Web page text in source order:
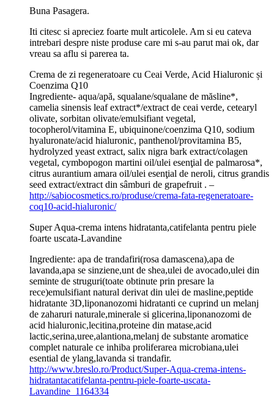
Buna Pasagera.
Iti citesc si apreciez foarte mult articolele. Am si eu cateva
intrebari despre niste produse care mi s-au parut mai ok, dar
vreau sa aflu si parerea ta.
Crema de zi regeneratoare cu Ceai Verde, Acid Hialuronic și
Coenzima Q10
Ingrediente- aqua/apă, squalane/squalane de măsline*,
camelia sinensis leaf extract*/extract de ceai verde, cetearyl
olivate, sorbitan olivate/emulsifiant vegetal,
tocopherol/vitamina E, ubiquinone/coenzima Q10, sodium
hyaluronate/acid hialuronic, panthenol/provitamina B5,
hydrolyzed yeast extract, salix nigra bark extract/colagen
vegetal, cymbopogon martini oil/ulei esenţial de palmarosa*,
citrus aurantium amara oil/ulei esenţial de neroli, citrus grandis
seed extract/extract din sâmburi de grapefruit . –
http://sabiocosmetics.ro/produse/crema-fata-regeneratoare-
coq10-acid-hialuronic/
Super Aqua-crema intens hidratanta,catifelanta pentru piele
foarte uscata-Lavandine
Ingrediente: apa de trandafiri(rosa damascena),apa de
lavanda,apa se sinziene,unt de shea,ulei de avocado,ulei din
seminte de struguri(toate obtinute prin presare la
rece)emulsifiant natural derivat din ulei de masline,peptide
hidratante 3D,liponanozomi hidratanti ce cuprind un melanj
de zaharuri naturale,minerale si glicerina,liponanozomi de
acid hialuronic,lecitina,proteine din matase,acid
lactic,serina,uree,alantiona,melanj de substante aromatice
complet naturale ce inhiba proliferarea microbiana,ulei
esential de ylang,lavanda si trandafir.
http://www.breslo.ro/Product/Super-Aqua-crema-intens-
hidratantacatifelanta-pentru-piele-foarte-uscata-
Lavandine_1164334